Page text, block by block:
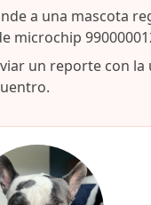
a una mascota
microchip
un reporte con